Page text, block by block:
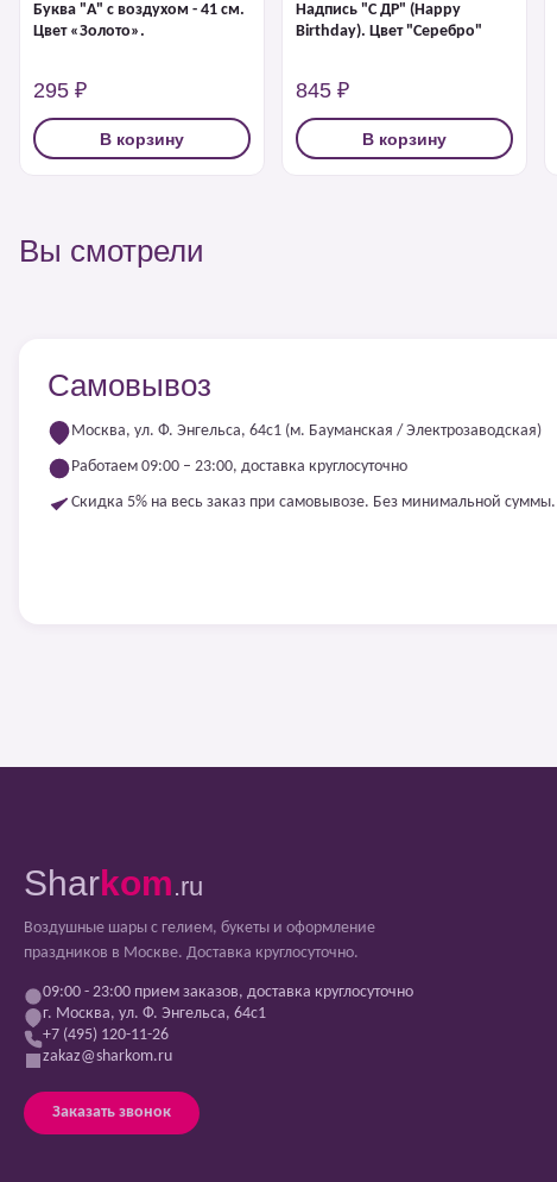
Буква "А" с воздухом - 41 см.
Цвет «Золото».
295 ₽
В корзину
Надпись "С ДР" (Happy
Birthday). Цвет "Серебро"
845 ₽
В корзину
Вы смотрели
Самовывоз
Москва, ул. Ф. Энгельса, 64с1 (м. Бауманская / Электрозаводская)
Работаем 09:00 – 23:00, доставка круглосуточно
Скидка 5% на весь заказ при самовывозе. Без минимальной суммы.
Sharkom.ru
Воздушные шары с гелием, букеты и оформление
праздников в Москве. Доставка круглосуточно.
09:00 - 23:00 прием заказов, доставка круглосуточно
г. Москва, ул. Ф. Энгельса, 64с1
+7 (495) 120-11-26
zakaz@sharkom.ru
Заказать звонок